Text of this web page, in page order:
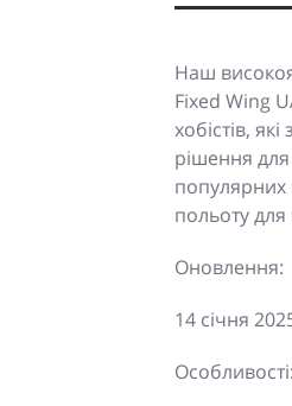
Наш
Fixed Wing
хобістів,
рішення для
популярних
польоту для
Оновлення:
14 січня
Особливості: